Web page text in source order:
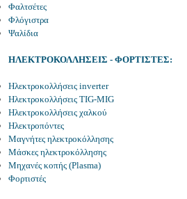
Φαλτσέτες
Φλόγιστρα
Ψαλίδια
ΗΛΕΚΤΡΟΚΟΛΛΗΣΕΙΣ - ΦΟΡΤΙΣΤΕΣ:
Ηλεκτροκολλήσεις inverter
Ηλεκτροκολλήσεις TIG-MIG
Ηλεκτροκολλήσεις χαλκού
Ηλεκτροπόντες
Μαγνήτες ηλεκτροκόλλησης
Μάσκες ηλεκτροκόλλησης
Μηχανές κοπής (Plasma)
Φορτιστές